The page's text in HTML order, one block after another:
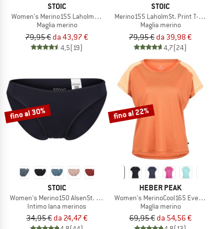
STOIC
Women's Merino155 LaholmSt. Colorblock T-Shirt
Maglia merino
79,95 € da 43,97 €
4,5(19)
STOIC
Merino155 LaholmSt. Print T-Shirt
Maglia merino
79,95 € da 39,98 €
4,7(24)
fino al 30%
STOIC
Women's Merino150 AlsenSt. Brief
Intimo lana merinos
34,95 € da 24,47 €
fino al 22%
HEBER PEAK
Women's MerinoCool165
Maglia merino
69,95 € da 54,56 €